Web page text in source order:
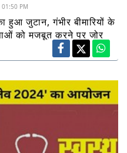
PM
हुआ जुटान, गंभीर बीमारियों के
को मजबूत करने पर जोर